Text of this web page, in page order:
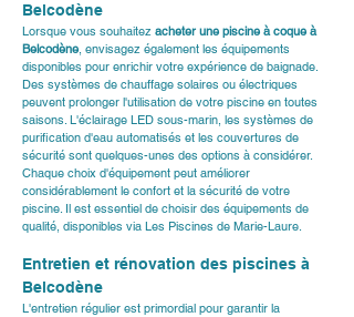
Belcodène
Lorsque vous souhaitez acheter une piscine à coque à
Belcodène, envisagez également les équipements
disponibles pour enrichir votre expérience de baignade.
Des systèmes de chauffage solaires ou électriques
peuvent prolonger l'utilisation de votre piscine en toutes
saisons. L'éclairage LED sous-marin, les systèmes de
purification d'eau automatisés et les couvertures de
sécurité sont quelques-unes des options à considérer.
Chaque choix d'équipement peut améliorer
considérablement le confort et la sécurité de votre
piscine. Il est essentiel de choisir des équipements de
qualité, disponibles via Les Piscines de Marie-Laure.
Entretien et rénovation des piscines à
Belcodène
L'entretien régulier est primordial pour garantir la